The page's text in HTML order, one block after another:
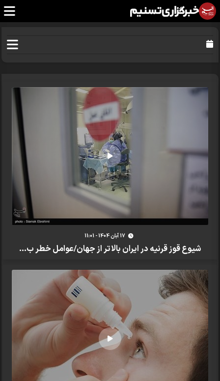
17 آبان 1404 - 11:01
شیوع قوز قرنیه در ایران بالاتر از جهان/عوامل خطر ب...